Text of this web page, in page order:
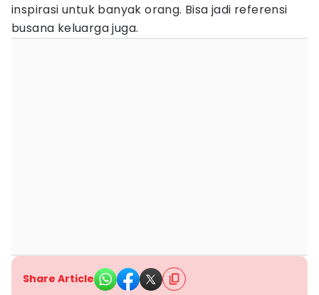
inspirasi untuk banyak orang. Bisa jadi referensi
busana keluarga juga.
Share Article